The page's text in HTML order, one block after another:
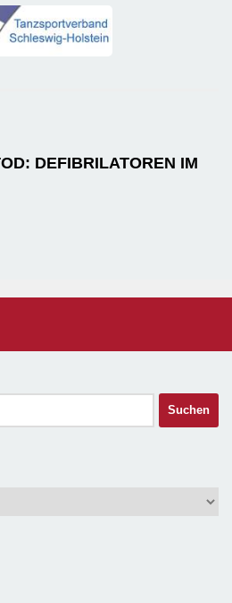
DEFIBRILATOREN IM